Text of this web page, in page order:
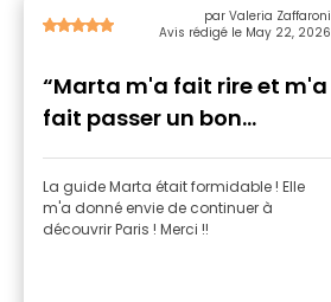
par Valeria Zaffaroni
Avis rédigé le May 22, 2026
“Marta m'a fait rire et m'a
fait passer un bon
moment.”
La guide Marta était formidable ! Elle
m'a donné envie de continuer à
découvrir Paris ! Merci !!